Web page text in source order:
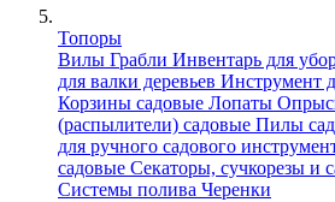
Топоры
Вилы Грабли Инвентарь для
для валки деревьев Инструмент
Корзины садовые Лопаты
(распылители) садовые Пилы
для ручного садового
садовые Секаторы, сучкорезы и
Системы полива Черенки